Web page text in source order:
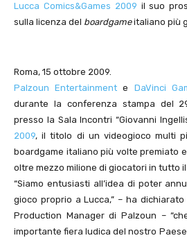
Lucca Comics&Games 2009 il suo
sulla licenza del boardgameitaliano più
Roma, 15 ottobre 2009.
Palzoun Entertainment e DaVinci
durante la conferenza stampa del
presso la Sala Incontri “Giovanni
2009, il titolo di un videogioco multi
boardgame italiano più volte premiato
oltre mezzo milione di giocatori in tutto il
“Siamo entusiasti all’idea di poter
gioco proprio a Lucca,” – ha
Production Manager di Palzoun –
importante fiera ludica del nostro